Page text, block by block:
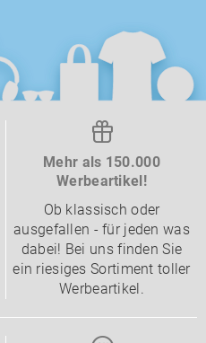
Mehr als 150.000
Werbeartikel!
Ob klassisch oder
ausgefallen - für jeden was
dabei! Bei uns finden Sie
ein riesiges Sortiment toller
Werbeartikel.